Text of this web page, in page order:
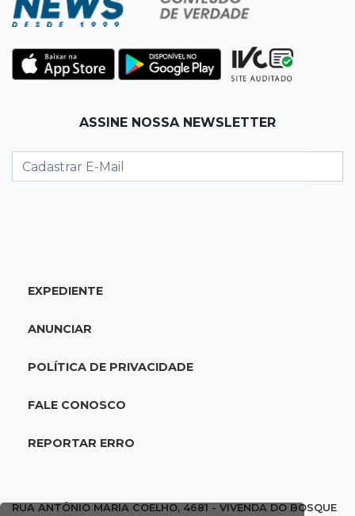
O enorme peso dos genes na obesidade
Com ajuda da irmã, mãe transforma sonho
Rapaz de 23 anos morre ao bater o carro em
trânsito neste domingo
07:45Dia dos Pais
ASSINE NOSSA NEWSLETTER
EXPEDIENTE
ANUNCIAR
POLÍTICA DE PRIVACIDADE
FALE CONOSCO
REPORTAR ERRO
RUA ANTÔNIO MARIA COELHO, 4681 - VIVENDA DO BOSQUE